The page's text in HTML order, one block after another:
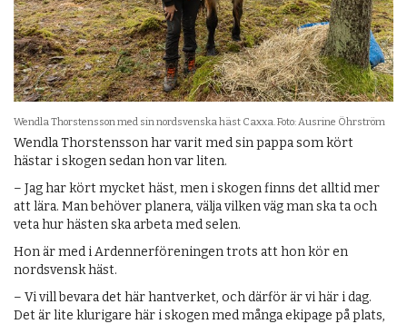
Wendla Thorstensson med sin nordsvenska häst Caxxa. Foto: Ausrine Öhrström
Wendla Thorstensson har varit med sin pappa som kört
hästar i skogen sedan hon var liten.
– Jag har kört mycket häst, men i skogen finns det alltid mer
att lära. Man behöver planera, välja vilken väg man ska ta och
veta hur hästen ska arbeta med selen.
Hon är med i Ardenner­föreningen trots att hon kör en
nordsvensk häst.
– Vi vill bevara det här hantverket, och därför är vi här i dag.
Det är lite klurigare här i skogen med många ekipage på plats,